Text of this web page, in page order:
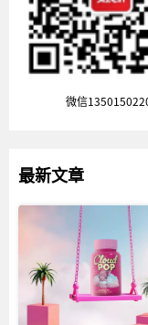
微信
最新文章